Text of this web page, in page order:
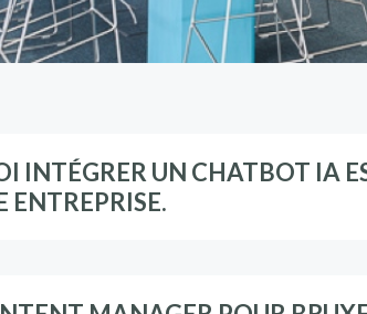
INTÉGRER UN CHATBOT IA
ENTREPRISE.